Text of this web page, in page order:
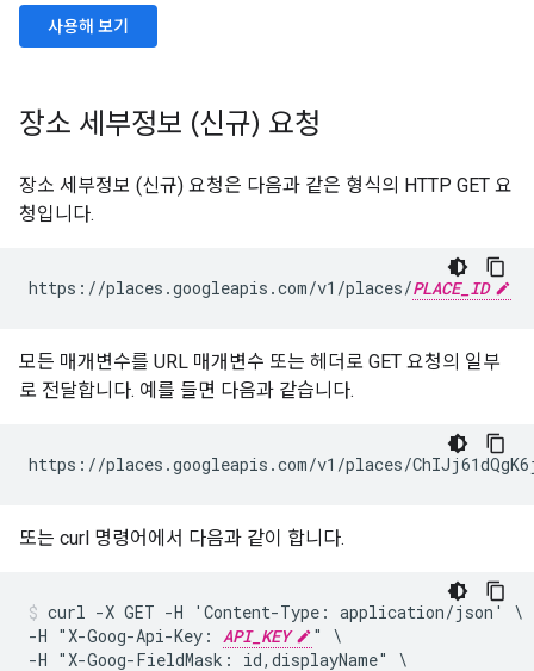
사용해 보기
장소 세부정보 (신규) 요청
장소 세부정보 (신규) 요청은 다음과 같은 형식의 HTTP GET 요
청입니다.
https://places.googleapis.com/v1/places/PLACE_ID
모든 매개변수를 URL 매개변수 또는 헤더로 GET 요청의 일부
로 전달합니다. 예를 들면 다음과 같습니다.
https://places.googleapis.com/v1/places/
또는 curl 명령어에서 다음과 같이 합니다.
curl -X GET -H 'Content-Type: application/json' \
-H "X-Goog-Api-Key: API_KEY
" \
-H "X-Goog-FieldMask: id,displayName" \